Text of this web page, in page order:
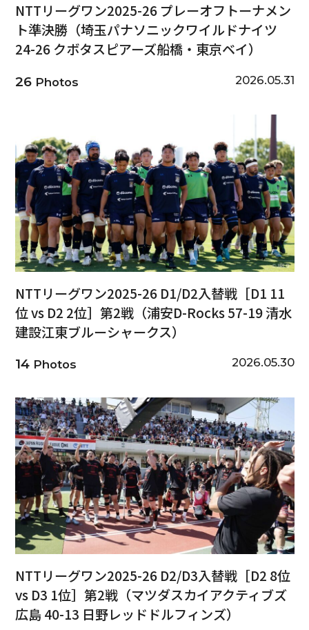
NTTリーグワン2025-26 プレーオフトーナメン
ト準決勝（埼玉パナソニックワイルドナイツ
24-26 クボタスピアーズ船橋・東京ベイ）
26Photos 2026.05.31
NTTリーグワン2025-26 D1/D2入替戦［D1 11
位 vs D2 2位］第2戦（浦安D-Rocks 57-19 清水
建設江東ブルーシャークス）
14Photos 2026.05.30
NTTリーグワン2025-26 D2/D3入替戦［D2 8位
vs D3 1位］第2戦（マツダスカイアクティブズ
広島 40-13 日野レッドドルフィンズ）